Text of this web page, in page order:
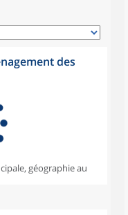
des
géographie au